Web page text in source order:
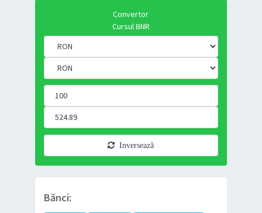
Convertor
Cursul BNR
Inversează
Bănci: